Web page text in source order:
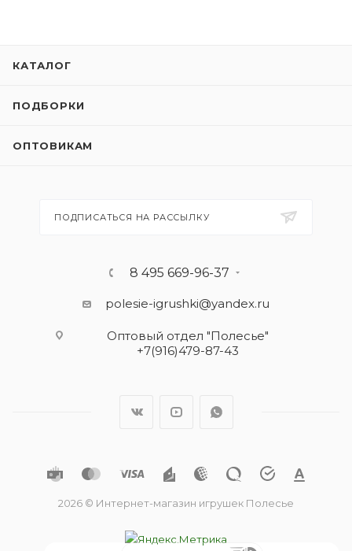
КАТАЛОГ
ПОДБОРКИ
ОПТОВИКАМ
ПОДПИСАТЬСЯ НА РАССЫЛКУ
8 495 669-96-37
polesie-igrushki@yandex.ru
Оптовый отдел "Полесье"
+7(916)479-87-43
2026 © Интернет-магазин игрушек Полесье